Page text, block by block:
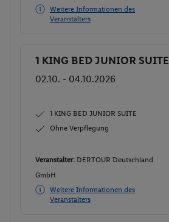
Weitere Informationen des
Veranstalters
Buchen
1 KING BED JUNIOR SUITE
02.10. - 04.10.2026
1 KING BED JUNIOR SUITE
Ohne Verpflegung
Veranstalter: DERTOUR Deutschland
GmbH
Weitere Informationen des
Veranstalters